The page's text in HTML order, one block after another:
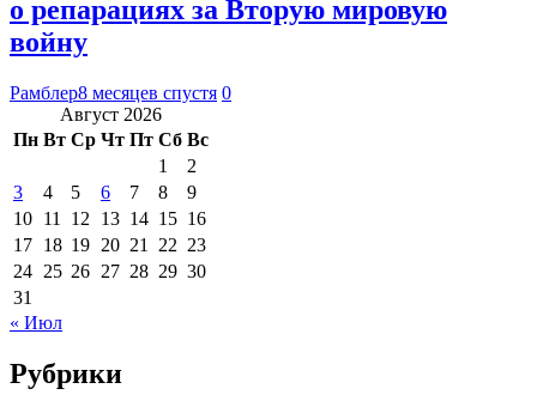
о репарациях за Вторую мировую
войну
Рамблер8 месяцев спустя 0
Август 2026
Пн Вт Ср Чт Пт Сб Вс
1
2
3
4 5 6 7 8
9
10 11 12 13 14 15 16
17 18 19 20 21 22 23
24 25 26 27 28 29 30
31
« Июл
Рубрики